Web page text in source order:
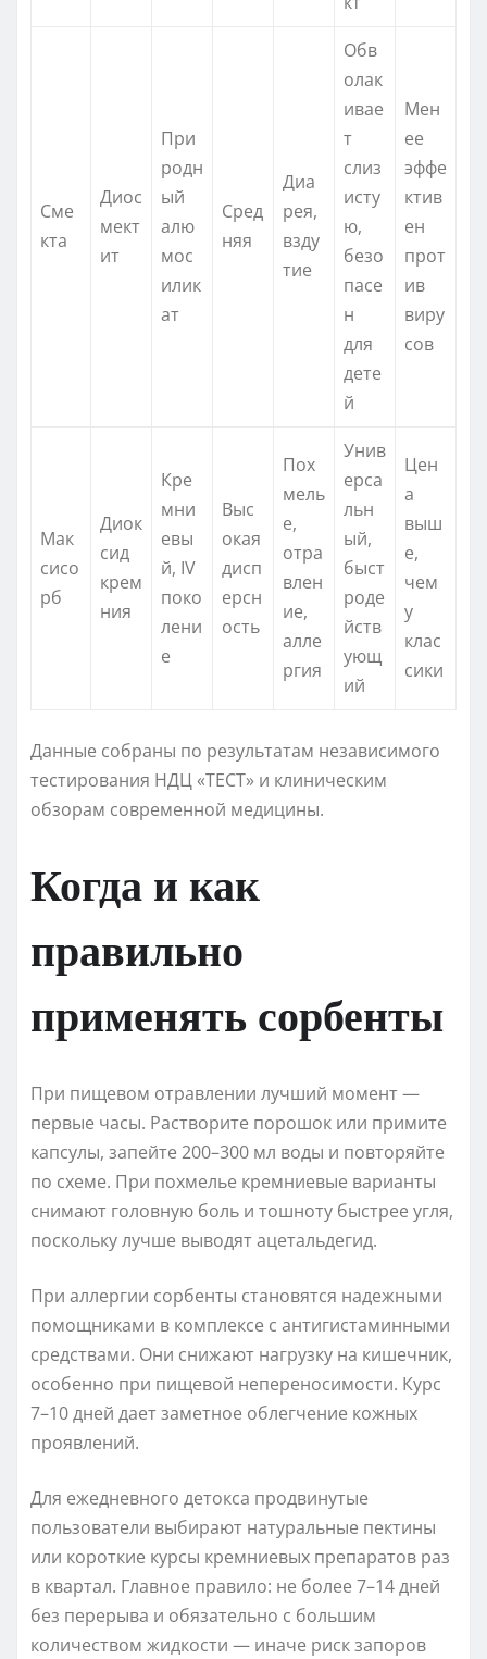
Сме
кта
Диос
мект
ит
При
родн
ый
алю
мос
илик
ат
Сред
няя
Диа
рея,
взду
тие
Обв
олак
ивае
т
слиз
исту
ю,
безо
пасе
н
для
дете
й
Мен
ее
эффе
ктив
ен
прот
ив
виру
сов
Мак
сисо
рб
Диок
сид
крем
ния
Кре
мни
евы
й, IV
поко
лени
е
Выс
окая
дисп
ерсн
ость
Пох
мель
е,
отра
влен
ие,
алле
ргия
Унив
ерса
льн
ый,
быст
роде
йств
ующ
ий
Цен
а
выш
е,
чем
у
клас
сики
Данные собраны по результатам независимого
тестирования НДЦ «ТЕСТ» и клиническим
обзорам современной медицины.
Когда и как
правильно
применять сорбенты
При пищевом отравлении лучший момент —
первые часы. Растворите порошок или примите
капсулы, запейте 200–300 мл воды и повторяйте
по схеме. При похмелье кремниевые варианты
снимают головную боль и тошноту быстрее угля,
поскольку лучше выводят ацетальдегид.
При аллергии сорбенты становятся надежными
помощниками в комплексе с антигистаминными
средствами. Они снижают нагрузку на кишечник,
особенно при пищевой непереносимости. Курс
7–10 дней дает заметное облегчение кожных
проявлений.
Для ежедневного детокса продвинутые
пользователи выбирают натуральные пектины
или короткие курсы кремниевых препаратов раз
в квартал. Главное правило: не более 7–14 дней
без перерыва и обязательно с большим
количеством жидкости — иначе риск запоров